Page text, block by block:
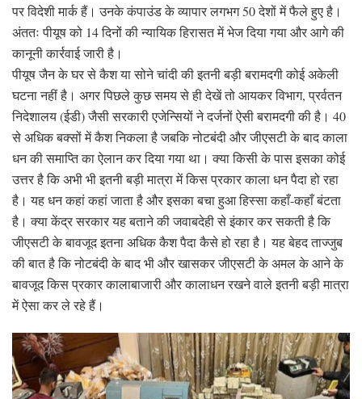
पर विदेशी मार्क हैं। उनके कंपाउंड के व्यापार लगभग 50 देशों में फैले हुए है।
अंततः पीयूष को 14 दिनों की न्यायिक हिरासत में भेज दिया गया और आगे की
कानूनी कार्रवाई जारी है।
पीयूष जैन के घर से कैश या सोने चांदी की इतनी बड़ी बरामदगी कोई अकेली
घटना नहीं है। अगर पिछले कुछ समय से ही देखें तो आयकर विभाग, प्रर्वतन
निदेशालय (ईडी) जैसी सरकारी एजेन्सियों ने दर्जनों ऐसी बरामदगी की है। 40
से अधिक बक्सों में कैश निकला है जबकि नोटबंदी और जीएसटी के बाद काला
धन की समाप्ति का ऐलान कर दिया गया था। क्या किसी के पास इसका कोई
उत्तर है कि अभी भी इतनी बड़ी मात्रा में किस प्रकार काला धन पैदा हो रहा
है। यह धन कहां कहां जाता है और इसका बचा हुआ हिस्सा कहाँ-कहाँ बंटता
है। क्या केंद्र सरकार यह बताने की जवाबदेही से इंकार कर सकती है कि
जीएसटी के बावजूद इतना अधिक कैश पैदा कैसे हो रहा है। यह बेहद ताज्जुब
की बात है कि नोटबंदी के बाद भी और खासकर जीएसटी के अमल के आने के
बावजूद किस प्रकार कालाबाजारी और कालाधन रखने वाले इतनी बड़ी मात्रा
में ऐसा कर ले रहे हैं।